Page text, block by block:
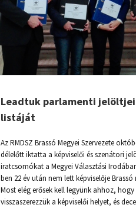
Leadtuk parlamenti
listáját
Az RMDSZ Brassó Megyei Szervezete
délelőtt iktatta a képviselői és szenátori
iratcsomókat a Megyei Választási
ben 22 év után nem lett képviselője Brassó
Most elég erősek kell legyünk ahhoz, hogy
visszaszerezzük a képviselői helyet, és